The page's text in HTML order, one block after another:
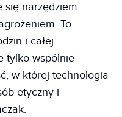
się narzędziem
To
i całej
tylko wspólnie
w której technologia
etyczny i